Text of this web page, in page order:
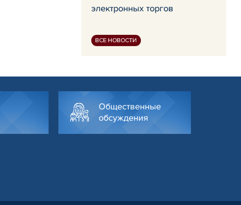
электронных торгов
ВСЕ НОВОСТИ
Общественные
обсуждения